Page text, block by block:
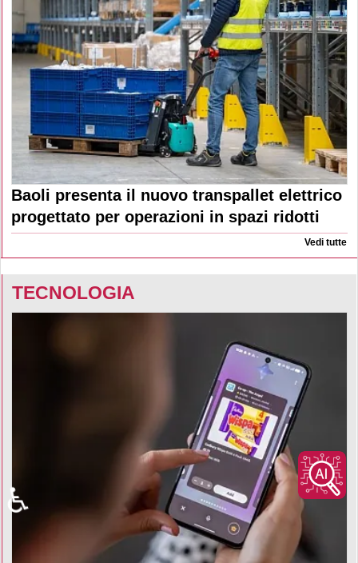
Baoli presenta il nuovo transpallet elettrico
progettato per operazioni in spazi ridotti
Vedi tutte
TECNOLOGIA